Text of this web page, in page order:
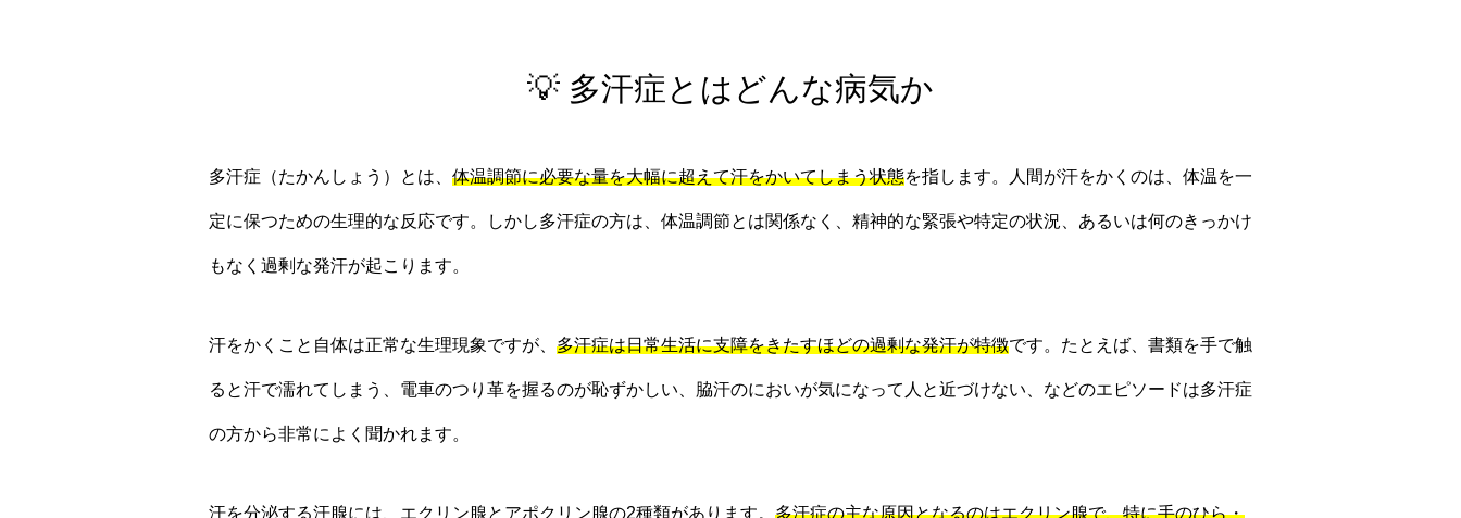
💡 多汗症とはどんな病気か
多汗症（たかんしょう）とは、 体温調節に必要な量を大幅に超えて汗をかいてしまう状態を指します。人間が汗をかくのは、体温を一
定に保つための生理的な反応です。しかし多汗症の方は、体温調節とは関係なく、精神的な緊張や特定の状況、あるいは何のきっかけ
もなく過剰な発汗が起こります。
汗をかくこと自体は正常な生理現象ですが、 多汗症は日常生活に支障をきたすほどの過剰な発汗が特徴です。たとえば、書類を手で触
ると汗で濡れてしまう、電車のつり革を握るのが恥ずかしい、脇汗のにおいが気になって人と近づけない、などのエピソードは多汗症
の方から非常によく聞かれます。
汗を分泌する汗腺には、エクリン腺とアポクリン腺の2種類があります。 多汗症の主な原因となるのはエクリン腺で、特に手のひら・